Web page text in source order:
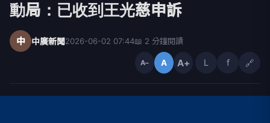
動局：已收到王光慈申訴
中 中廣新聞2026-06-02 07:44📖 2 分鐘閱讀
A− A A+ L f 🔗